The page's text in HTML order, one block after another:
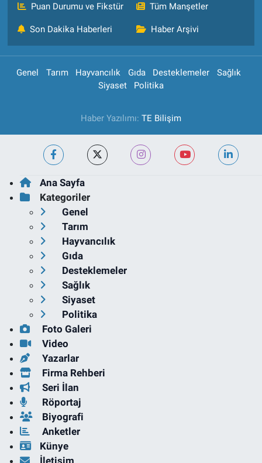
Puan Durumu ve Fikstür Tüm Manşetler
Son Dakika Haberleri Haber Arşivi
Genel Tarım Hayvancılık Gıda Desteklemeler
Sağlık
Siyaset
Politika
Haber Yazılımı: TE Bilişim
Ana Sayfa
Kategoriler
Genel
Tarım
Hayvancılık
Gıda
Desteklemeler
Sağlık
Siyaset
Politika
Foto Galeri
Video
Yazarlar
Firma Rehberi
Seri İlan
Röportaj
Biyografi
Anketler
Künye
İletişim